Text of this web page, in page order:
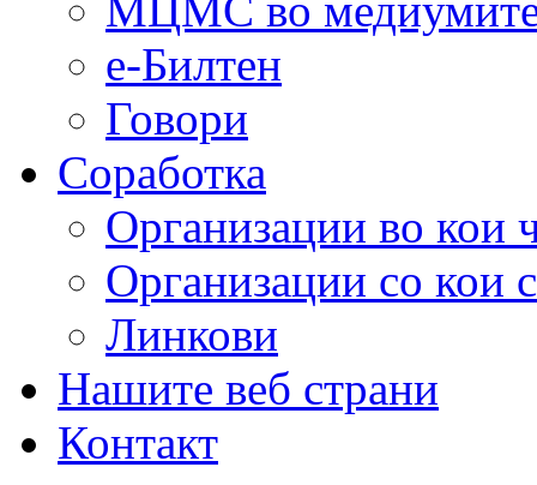
е-Билтен
Говори
Соработка
Организации во кои
Организации со кои
Линкови
Нашите веб страни
Контакт